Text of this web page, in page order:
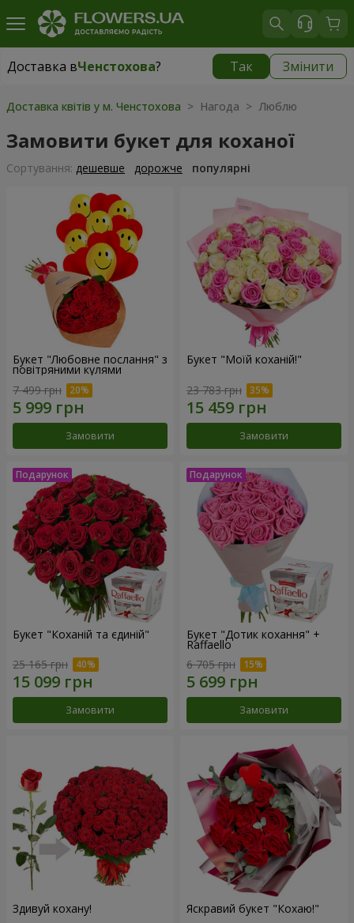
Доставка вЧенстохова? Так Змінити
Доставка вЧенстохова| безкоштовно
Доставка квітів у м. Ченстохова > Нагода > Люблю
Замовити букет для коханої
Сортування: дешевше дорожче популярні
Букет "Любовне послання" з
повітряними кулями
7 499 грн
Замовити
Букет "Моїй коханій!"
23 783 грн
Замовити
Букет "Коханій та єдиній"
25 165 грн
Замовити
Букет "Дотик кохання" +
Raffaello
6 705 грн
Замовити
Здивуй кохану! Яскравий букет "Кохаю!"